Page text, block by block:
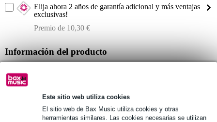
Este sitio web utiliza cookies
El sitio web de Bax Music utiliza cookies y otras
herramientas similares. Las cookies necesarias se utilizan
Elija ahora 2 años de garantía adicional y más ventajas
exclusivas!
Premio de 10,30 €
Información del producto
altavoz pasivo de 2 vías de rango completo para pared/techo
adecuado para interiores y exteriores protegidos
Especificaciones completas